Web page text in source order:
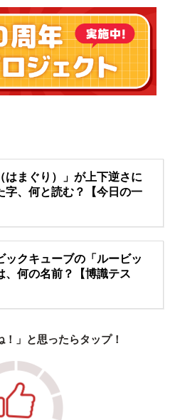
はまぐり）」が上下逆さに
字、何と読む？【今日の一
ックキューブの「ルービッ
、何の名前？【博識テス
」と思ったらタップ！